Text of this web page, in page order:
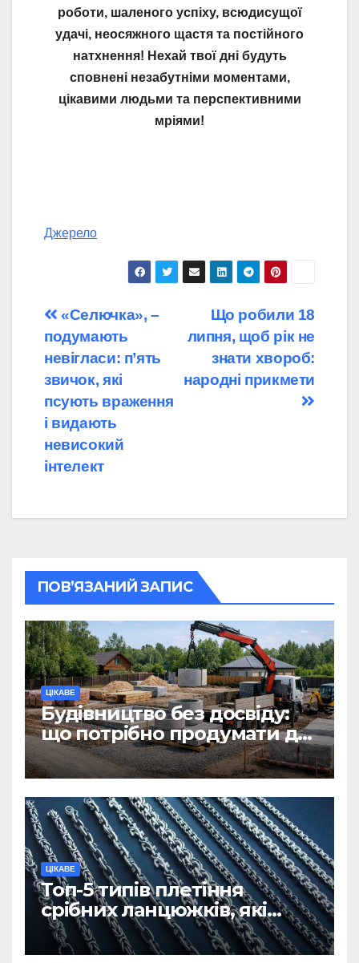
роботи, шаленого успіху, всюдисущої
удачі, неосяжного щастя та постійного
натхнення! Нехай твої дні будуть
сповнені незабутніми моментами,
цікавими людьми та перспективними
мріями!
Джерело
Навігація
записів
Що робили 18
липня, щоб рік не
знати хвороб:
народні прикмети
«Селючка», –
подумають
невігласи: п’ять
звичок, які
псують враження
і видають
невисокий
інтелект
ПОВ’ЯЗАНИЙ ЗАПИС
ЦІКАВЕ
Будівництво без досвіду:
що потрібно продумати до
першої доставки на
ділянку
ЦІКАВЕ
Топ-5 типів плетіння
срібних ланцюжків, які
вважаються
найнадійнішими